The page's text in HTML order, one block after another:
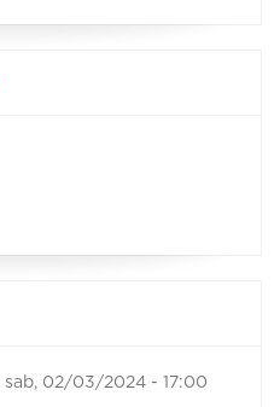
sab, 02/03/2024 - 17:00